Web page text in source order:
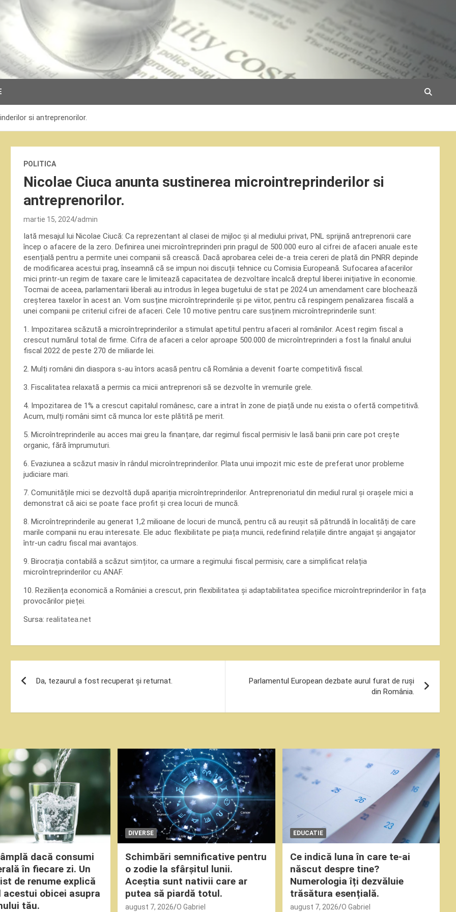
si antreprenorilor.
POLITICA
Nicolae Ciuca anunta sustinerea microintreprinderilor si
antreprenorilor.
martie 15, 2024 admin
Iată mesajul lui Nicolae Ciucă: Ca reprezentant al clasei de mijloc și al mediului privat, PNL sprijină antreprenorii care
încep o afacere de la zero. Definirea unei microîntreprinderi prin pragul de 500.000 euro al cifrei de afaceri anuale este
esențială pentru a permite unei companii să crească. Dacă aprobarea celei de-a treia cereri de plată din PNRR depinde
de modificarea acestui prag, înseamnă că se impun noi discuții tehnice cu Comisia Europeană. Sufocarea afacerilor
mici printr-un regim de taxare care le limitează capacitatea de dezvoltare încalcă dreptul liberei inițiative în economie.
Tocmai de aceea, parlamentarii liberali au introdus în legea bugetului de stat pe 2024 un amendament care blochează
creșterea taxelor în acest an. Vom susține microîntreprinderile și pe viitor, pentru că respingem penalizarea fiscală a
unei companii pe criteriul cifrei de afaceri. Cele 10 motive pentru care susținem microîntreprinderile sunt:
1. Impozitarea scăzută a microîntreprinderilor a stimulat apetitul pentru afaceri al românilor. Acest regim fiscal a
crescut numărul total de firme. Cifra de afaceri a celor aproape 500.000 de microîntreprinderi a fost la finalul anului
fiscal 2022 de peste 270 de miliarde lei.
2. Mulți români din diaspora s-au întors acasă pentru că România a devenit foarte competitivă fiscal.
3. Fiscalitatea relaxată a permis ca micii antreprenori să se dezvolte în vremurile grele.
4. Impozitarea de 1% a crescut capitalul românesc, care a intrat în zone de piață unde nu exista o ofertă competitivă.
Acum, mulți români simt că munca lor este plătită pe merit.
5. Microîntreprinderile au acces mai greu la finanțare, dar regimul fiscal permisiv le lasă banii prin care pot crește
organic, fără împrumuturi.
6. Evaziunea a scăzut masiv în rândul microîntreprinderilor. Plata unui impozit mic este de preferat unor probleme
judiciare mari.
7. Comunitățile mici se dezvoltă după apariția microîntreprinderilor. Antreprenoriatul din mediul rural și orașele mici a
demonstrat că aici se poate face profit și crea locuri de muncă.
8. Microîntreprinderile au generat 1,2 milioane de locuri de muncă, pentru că au reușit să pătrundă în localități de care
marile companii nu erau interesate. Ele aduc flexibilitate pe piața muncii, redefinind relațiile dintre angajat și angajator
într-un cadru fiscal mai avantajos.
9. Birocrația contabilă a scăzut simțitor, ca urmare a regimului fiscal permisiv, care a simplificat relația
microîntreprinderilor cu ANAF.
10. Reziliența economică a României a crescut, prin flexibilitatea și adaptabilitatea specifice microîntreprinderilor în fața
provocărilor pieței.
Sursa: realitatea.net
articole
Da, tezaurul a fost recuperat și returnat.
Parlamentul European dezbate aurul furat de ruși
din România.
dacă consumi
în fiecare zi. Un
de renume explică
obicei asupra
tău.
DIVERSE
Schimbări semnificative pentru
o zodie la sfârșitul lunii.
Aceștia sunt nativii care ar
putea să piardă totul.
august 7, 2026 O Gabriel
EDUCATIE
Ce indică luna în care te-ai
născut despre tine?
Numerologia îți dezvăluie
trăsătura esențială.
august 7, 2026 O Gabriel